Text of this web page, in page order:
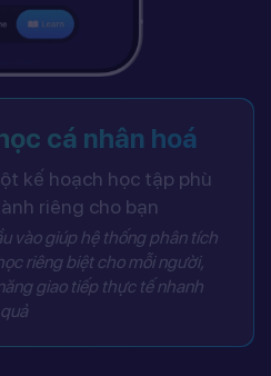
cá nhân hoá
kế hoạch học tập phù
riêng cho bạn
vào giúp hệ thống phân tích
riêng biệt cho mỗi người,
giao tiếp thực tế nhanh